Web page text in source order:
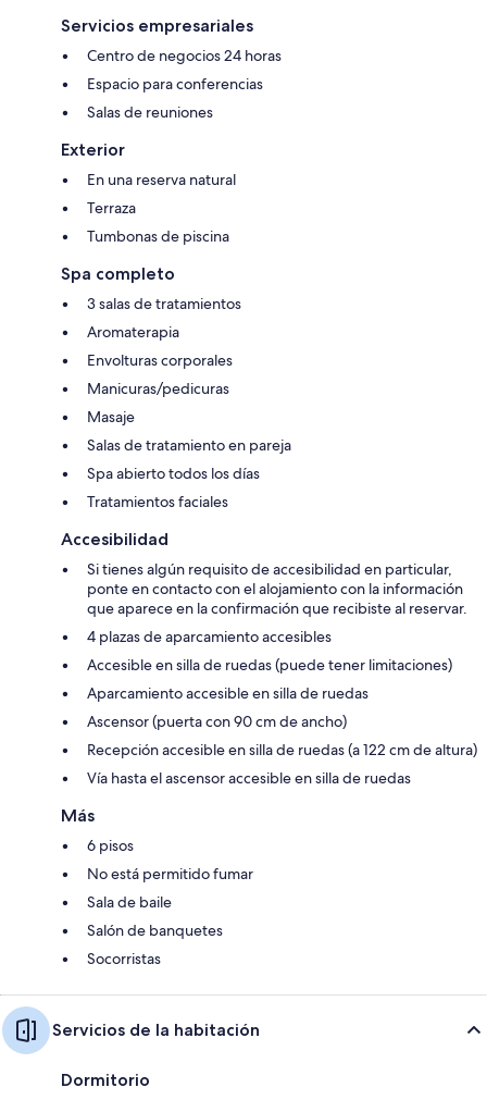
Servicios empresariales
Centro de negocios 24 horas
Espacio para conferencias
Salas de reuniones
Exterior
En una reserva natural
Terraza
Tumbonas de piscina
Spa completo
3 salas de tratamientos
Aromaterapia
Envolturas corporales
Manicuras/pedicuras
Masaje
Salas de tratamiento en pareja
Spa abierto todos los días
Tratamientos faciales
Accesibilidad
Si tienes algún requisito de accesibilidad en particular,
ponte en contacto con el alojamiento con la información
que aparece en la confirmación que recibiste al reservar.
4 plazas de aparcamiento accesibles
Accesible en silla de ruedas (puede tener limitaciones)
Aparcamiento accesible en silla de ruedas
Ascensor (puerta con 90 cm de ancho)
Recepción accesible en silla de ruedas (a 122 cm de altura)
Vía hasta el ascensor accesible en silla de ruedas
Más
6 pisos
No está permitido fumar
Sala de baile
Salón de banquetes
Socorristas
Servicios de la habitación
Dormitorio